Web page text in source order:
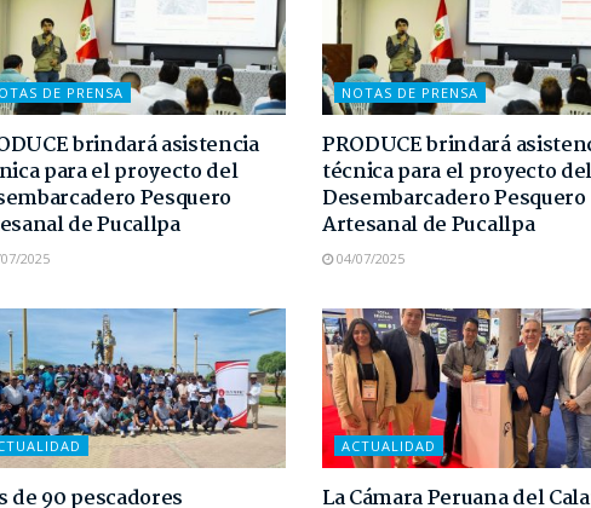
DE PRENSA
brindará asistencia
para el proyecto del
Pesquero
de Pucallpa
2025
NOTAS DE PRENSA
PRODUCE brindará
técnica para el proyecto del
Desembarcadero Pesquero
Artesanal de Pucallpa
04/07/2025
de 90 pescadores
ACTUALIDAD
La Cámara Peruana del